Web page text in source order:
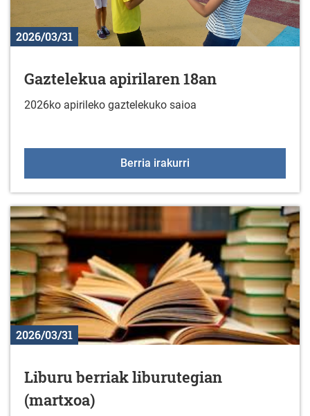
2026/03/31
Gaztelekua apirilaren 18an
2026ko apirileko gaztelekuko saioa
Berria irakurri
2026/03/31
Liburu berriak liburutegian
(martxoa)